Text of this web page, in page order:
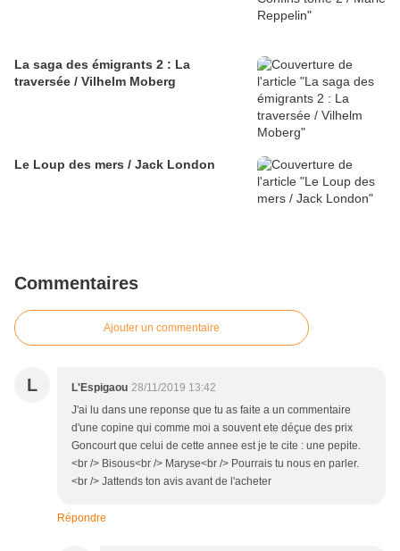
La saga des émigrants 2 : La
traversée / Vilhelm Moberg
Le Loup des mers / Jack London
Commentaires
Ajouter un commentaire
L L'Espigaou 28/11/2019 13:42
J'ai lu dans une reponse que tu as faite a un commentaire
d'une copine qui comme moi a souvent ete déçue des prix
Goncourt que celui de cette annee est je te cite : une pepite.
<br /> Bisous<br /> Maryse<br /> Pourrais tu nous en parler.
<br /> Jattends ton avis avant de l'acheter
Répondre